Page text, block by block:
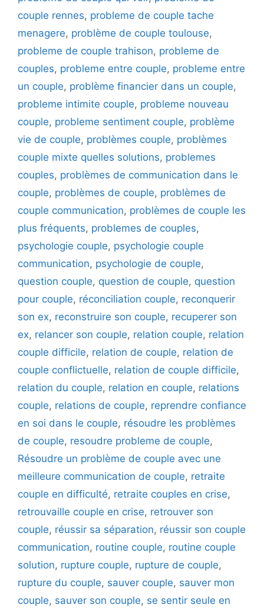
couple rennes, probleme de couple tache
menagere, problème de couple toulouse,
probleme de couple trahison, probleme de
couples, probleme entre couple, probleme entre
un couple, problème financier dans un couple,
probleme intimite couple, probleme nouveau
couple, probleme sentiment couple, problème
vie de couple, problèmes couple, problèmes
couple mixte quelles solutions, problemes
couples, problèmes de communication dans le
couple, problèmes de couple, problèmes de
couple communication, problèmes de couple les
plus fréquents, problemes de couples,
psychologie couple, psychologie couple
communication, psychologie de couple,
question couple, question de couple, question
pour couple, réconciliation couple, reconquerir
son ex, reconstruire son couple, recuperer son
ex, relancer son couple, relation couple, relation
couple difficile, relation de couple, relation de
couple conflictuelle, relation de couple difficile,
relation du couple, relation en couple, relations
couple, relations de couple, reprendre confiance
en soi dans le couple, résoudre les problèmes
de couple, resoudre probleme de couple,
Résoudre un problème de couple avec une
meilleure communication de couple, retraite
couple en difficulté, retraite couples en crise,
retrouvaille couple en crise, retrouver son
couple, réussir sa séparation, réussir son couple
communication, routine couple, routine couple
solution, rupture couple, rupture de couple,
rupture du couple, sauver couple, sauver mon
couple, sauver son couple, se sentir seule en